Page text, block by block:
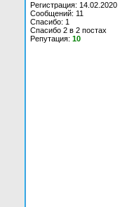
Регистрация: 14.02.2020
Сообщений: 11
Спасибо: 1
Спасибо 2 в 2 постах
Репутация: 10